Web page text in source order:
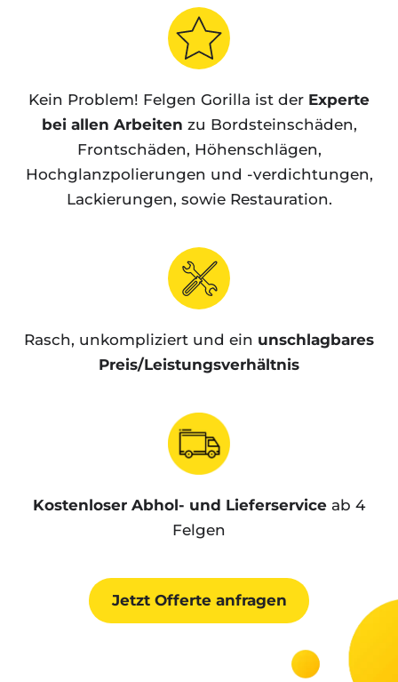
Kein Problem! Felgen Gorilla ist der Experte
bei allen Arbeiten zu Bordsteinschäden,
Frontschäden, Höhenschlägen,
Hochglanzpolierungen und -verdichtungen,
Lackierungen, sowie Restauration.
Rasch, unkompliziert und ein unschlagbares
Preis/Leistungsverhältnis
Kostenloser Abhol- und Lieferservice ab 4
Felgen
Jetzt Offerte anfragen